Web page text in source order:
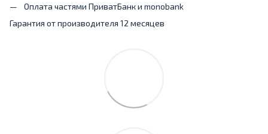
Оплата частями ПриватБанк и monobank
Гарантия от производителя 12 месяцев